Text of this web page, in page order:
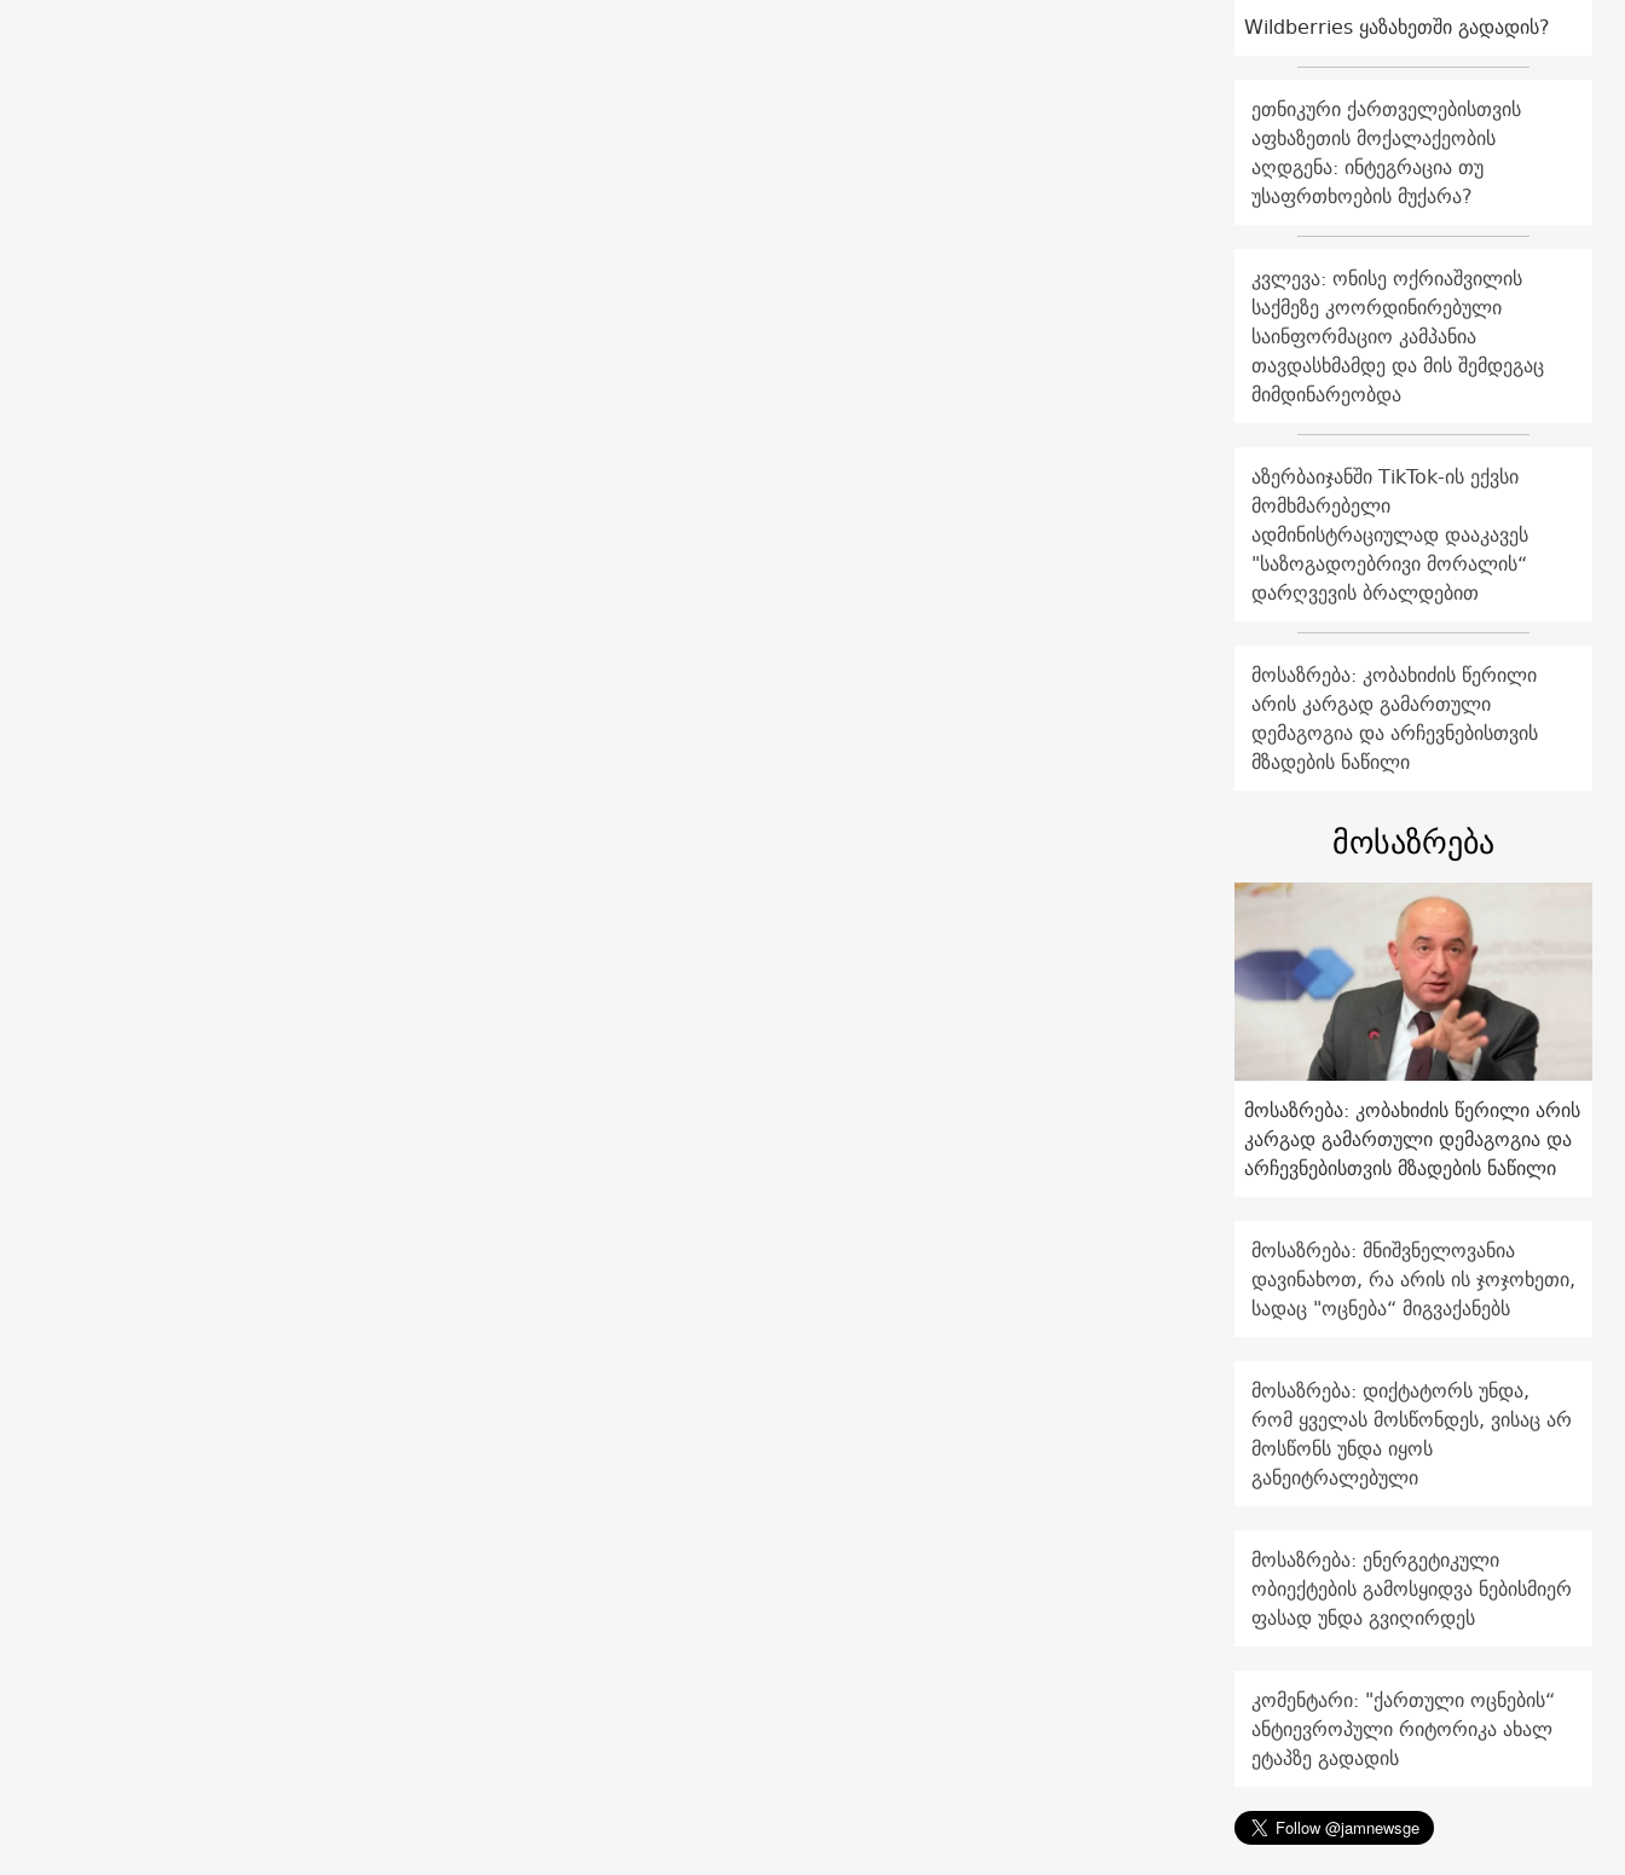
Wildberries ყაზახეთში გადადის?
ეთნიკური ქართველებისთვის
აფხაზეთის მოქალაქეობის
აღდგენა: ინტეგრაცია თუ
უსაფრთხოების მუქარა?
კვლევა: ონისე ოქრიაშვილის
საქმეზე კოორდინირებული
საინფორმაციო კამპანია
თავდასხმამდე და მის შემდეგაც
მიმდინარეობდა
აზერბაიჯანში TikTok-ის ექვსი
მომხმარებელი
ადმინისტრაციულად დააკავეს
"საზოგადოებრივი მორალის“
დარღვევის ბრალდებით
მოსაზრება: კობახიძის წერილი
არის კარგად გამართული
დემაგოგია და არჩევნებისთვის
მზადების ნაწილი
მოსაზრება
მოსაზრება: კობახიძის წერილი არის
კარგად გამართული დემაგოგია და
არჩევნებისთვის მზადების ნაწილი
მოსაზრება: მნიშვნელოვანია
დავინახოთ, რა არის ის ჯოჯოხეთი,
სადაც "ოცნება“ მიგვაქანებს
მოსაზრება: დიქტატორს უნდა,
რომ ყველას მოსწონდეს, ვისაც არ
მოსწონს უნდა იყოს
განეიტრალებული
მოსაზრება: ენერგეტიკული
ობიექტების გამოსყიდვა ნებისმიერ
ფასად უნდა გვიღირდეს
კომენტარი: "ქართული ოცნების“
ანტიევროპული რიტორიკა ახალ
ეტაპზე გადადის